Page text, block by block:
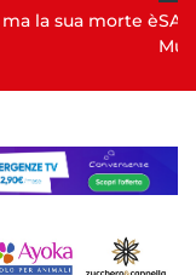
Proseguono i